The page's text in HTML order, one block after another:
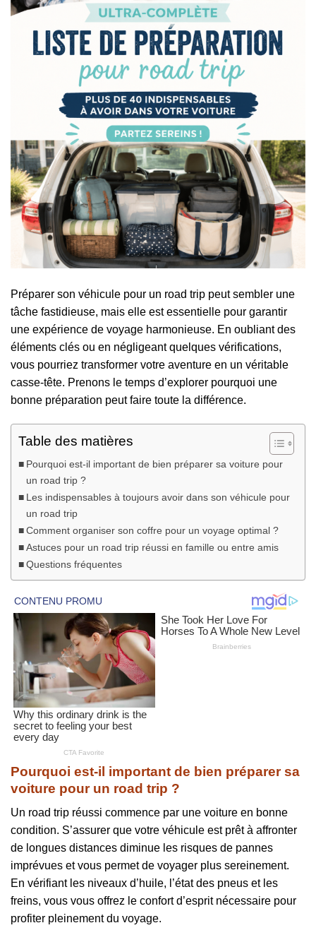
Préparer son véhicule pour un road trip peut sembler une
tâche fastidieuse, mais elle est essentielle pour garantir
une expérience de voyage harmonieuse. En oubliant des
éléments clés ou en négligeant quelques vérifications,
vous pourriez transformer votre aventure en un véritable
casse-tête. Prenons le temps d’explorer pourquoi une
bonne préparation peut faire toute la différence.
Table des matières
Pourquoi est-il important de bien préparer sa voiture pour
un road trip ?
Les indispensables à toujours avoir dans son véhicule pour
un road trip
Comment organiser son coffre pour un voyage optimal ?
Astuces pour un road trip réussi en famille ou entre amis
Questions fréquentes
Pourquoi est-il important de bien préparer sa
voiture pour un road trip ?
Un road trip réussi commence par une voiture en bonne
condition. S’assurer que votre véhicule est prêt à affronter
de longues distances diminue les risques de pannes
imprévues et vous permet de voyager plus sereinement.
En vérifiant les niveaux d’huile, l’état des pneus et les
freins, vous vous offrez le confort d’esprit nécessaire pour
profiter pleinement du voyage.